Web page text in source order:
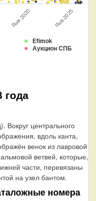
Efimok
Аукцион СПБ
Янв 2020 Янв 2025
года
Вокруг центрального
вдоль канта,
венок из лавровой
ветвей, которые,
части, перевязаны
на узел бантом.
номера